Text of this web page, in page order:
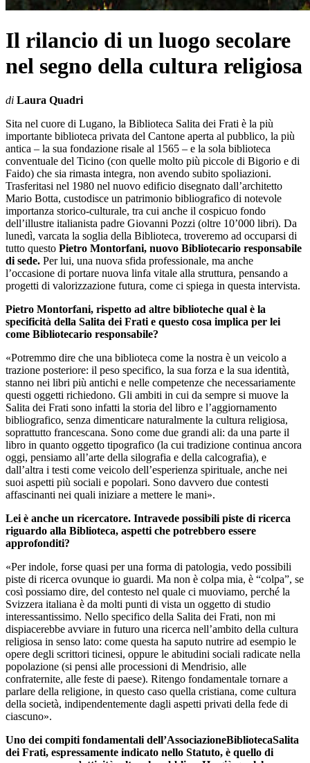
Il rilancio di un luogo secolare
nel segno della cultura religiosa
di Laura Quadri
Sita nel cuore di Lugano, la Biblioteca Salita dei Frati è la più
importante biblioteca privata del Cantone aperta al pubblico, la più
antica – la sua fondazione risale al 1565 – e la sola biblioteca
conventuale del Ticino (con quelle molto più piccole di Bigorio e di
Faido) che sia rimasta integra, non avendo subito spoliazioni.
Trasferitasi nel 1980 nel nuovo edificio disegnato dall’architetto
Mario Botta, custodisce un patrimonio bibliografico di notevole
importanza storico-culturale, tra cui anche il cospicuo fondo
dell’illustre italianista padre Giovanni Pozzi (oltre 10’000 libri). Da
lunedì, varcata la soglia della Biblioteca, troveremo ad occuparsi di
tutto questo Pietro Montorfani, nuovo Bibliotecario responsabile
di sede. Per lui, una nuova sfida professionale, ma anche
l’occasione di portare nuova linfa vitale alla struttura, pensando a
progetti di valorizzazione futura, come ci spiega in questa intervista.
Pietro Montorfani, rispetto ad altre biblioteche qual è la
specificità della Salita dei Frati e questo cosa implica per lei
come Bibliotecario responsabile?
«Potremmo dire che una biblioteca come la nostra è un veicolo a
trazione posteriore: il peso specifico, la sua forza e la sua identità,
stanno nei libri più antichi e nelle competenze che necessariamente
questi oggetti richiedono. Gli ambiti in cui da sempre si muove la
Salita dei Frati sono infatti la storia del libro e l’aggiornamento
bibliografico, senza dimenticare naturalmente la cultura religiosa,
soprattutto francescana. Sono come due grandi ali: da una parte il
libro in quanto oggetto tipografico (la cui tradizione continua ancora
oggi, pensiamo all’arte della silografia e della calcografia), e
dall’altra i testi come veicolo dell’esperienza spirituale, anche nei
suoi aspetti più sociali e popolari. Sono davvero due contesti
affascinanti nei quali iniziare a mettere le mani».
Lei è anche un ricercatore. Intravede possibili piste di ricerca
riguardo alla Biblioteca, aspetti che potrebbero essere
approfonditi?
«Per indole, forse quasi per una forma di patologia, vedo possibili
piste di ricerca ovunque io guardi. Ma non è colpa mia, è “colpa”, se
così possiamo dire, del contesto nel quale ci muoviamo, perché la
Svizzera italiana è da molti punti di vista un oggetto di studio
interessantissimo. Nello specifico della Salita dei Frati, non mi
dispiacerebbe avviare in futuro una ricerca nell’ambito della cultura
religiosa in senso lato: come questa ha saputo nutrire ad esempio le
opere degli scrittori ticinesi, oppure le abitudini sociali radicate nella
popolazione (si pensi alle processioni di Mendrisio, alle
confraternite, alle feste di paese). Ritengo fondamentale tornare a
parlare della religione, in questo caso quella cristiana, come cultura
della società, indipendentemente dagli aspetti privati della fede di
ciascuno».
Uno dei compiti fondamentali dell’AssociazioneBibliotecaSalita
dei Frati, espressamente indicato nello Statuto, è quello di